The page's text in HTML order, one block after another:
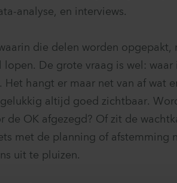
analyse, en interviews.
die delen worden opgepakt,
lopen. De grote vraag is wel:
Het hangt er maar net van af wat
altijd goed zichtbaar.
de OK afgezegd? Of zit de
met de planning of afstemming
uit te pluizen.